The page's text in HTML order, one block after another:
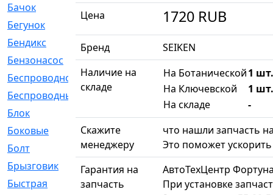
Бачок
[40]
Бегунок
Бендикс
Бензонасос
[17]
Беспроводное
[2]
Беспроводные
Блок
Боковые
[4]
Болт
[247]
Брызговик
[77]
Быстрая
[2]
Цена 1720 RUB
Бренд
SEIKEN
Наличие на
складе
На Ботанической1
На Ключевской
1
На складе
-
Скажите
менеджеру
что нашли запчасть
Это поможет ускорить
Гарантия на
запчасть
АвтоТехЦентр
При установке